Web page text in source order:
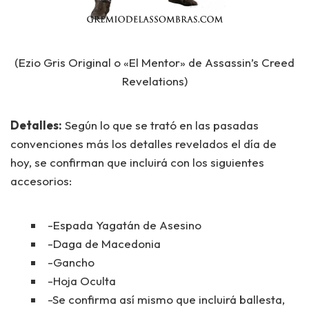
(Ezio Gris Original o «El Mentor» de Assassin’s Creed
Revelations)
Detalles: Según lo que se trató en las pasadas
convenciones más los detalles revelados el día de
hoy, se confirman que incluirá con los siguientes
accesorios:
-Espada Yagatán de Asesino
-Daga de Macedonia
-Gancho
-Hoja Oculta
-Se confirma así mismo que incluirá ballesta,